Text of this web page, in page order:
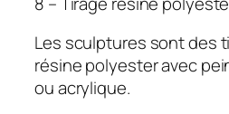
Les sculptures sont des
résine polyester avec
ou acrylique.